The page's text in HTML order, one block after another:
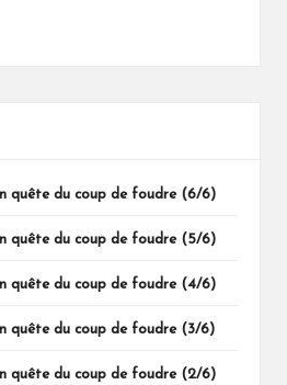
quête du coup de foudre (6/6)
quête du coup de foudre (5/6)
quête du coup de foudre (4/6)
quête du coup de foudre (3/6)
quête du coup de foudre (2/6)